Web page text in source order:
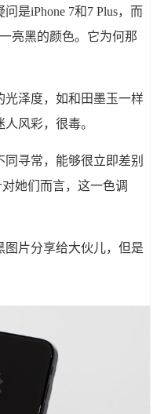
是iPhone 7和7 Plus，而
亮黑的颜色。它为何那
光泽度，如和田墨玉一样
风彩，很毒。
寻常，能够很立即差别
她们而言，这一色调
片分享给大伙儿，但是